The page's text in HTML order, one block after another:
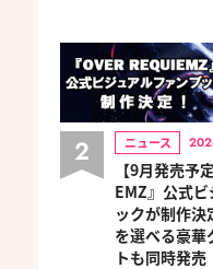
2 ニュース
【9月発売予
EMZ』公式
ックが制作決
を選べる豪華
トも同時発売